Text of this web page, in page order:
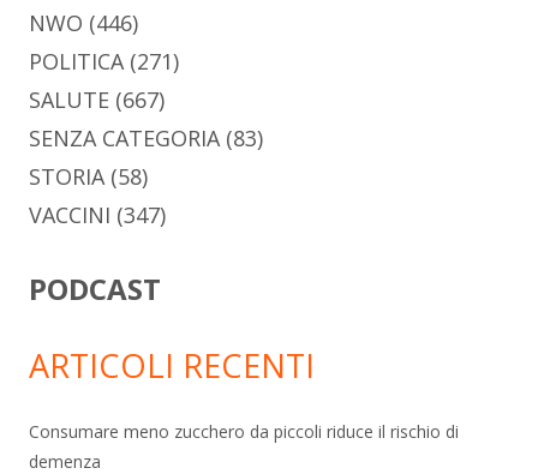
NWO (446)
POLITICA(271)
SALUTE (667)
SENZA CATEGORIA(83)
STORIA(58)
VACCINI (347)
PODCAST
ARTICOLI RECENTI
Consumare meno zucchero da piccoli riduce il rischio di
demenza